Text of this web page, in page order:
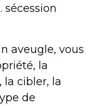
aveugle, vous
la
la cibler, la
de